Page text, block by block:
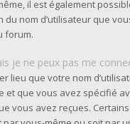
il est également
du nom d’utilisateur que
forum.
je ne peux pas me
lieu que votre nom
et que vous avez spécifié
vous avez reçues.